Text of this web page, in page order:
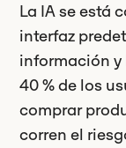
La IA se está
interfaz
información y
40 % de los
comprar
corren el